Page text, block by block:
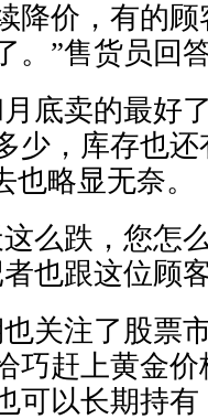
降价，有的
。”售货员回
卖的最好
少，库存也还
也略显无奈。
跌，您怎
也跟这位顾
注了股票
巧赶上黄金
可以长期持